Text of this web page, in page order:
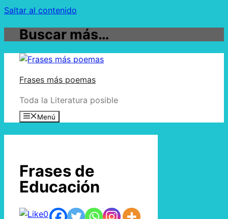
Saltar al contenido
Buscar más…
Frases más poemas
Toda la Literatura posible
Menú
Frases de
Educación
0